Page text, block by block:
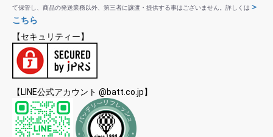
て保管し、商品の発送業務以外、第三者に譲渡・提供する事はございません。詳しくは ＞
こちら
【セキュリティー】
【LINE公式アカウント @batt.co.jp】